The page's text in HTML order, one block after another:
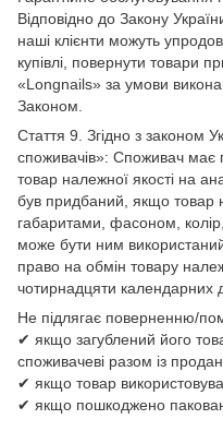
Відповідно до Закону
наші клієнти можуть
купівлі, повернути товари
«Longnails» за умови
Законом.
Стаття 9. Згідно з законом
споживачів»: Споживач має
товар належної якості на
був придбаний, якщо товар
габаритами, фасоном,
може бути ним
право на обмін товару
чотирнадцяти календарних
Не підлягає поверненню/
✔ якщо загублений його
споживачеві разом із
✔ якщо товар
✔ якщо пошкоджено